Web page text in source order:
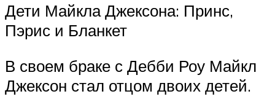
Дети Майкла Джексона: Принс,
Пэрис и Бланкет
В своем браке с Дебби Роу Майкл
Джексон стал отцом двоих детей.